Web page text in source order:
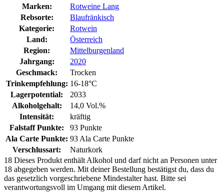
Marken:
Rotweine Lang
Rebsorte:
Blaufränkisch
Kategorie:
Rotwein
Land:
Österreich
Region:
Mittelburgenland
Jahrgang:
2020
Geschmack:
Trocken
Trinkempfehlung: 16-18°C
Lagerpotential:
2033
Alkoholgehalt:
14,0 Vol.%
Intensität:
kräftig
Falstaff Punkte:
93 Punkte
Ala Carte Punkte: 93 Ala Carte Punkte
Verschlussart:
Naturkork
18 Dieses Produkt enthält Alkohol und darf nicht an Personen unter
18 abgegeben werden. Mit deiner Bestellung bestätigst du, dass du
das gesetzlich vorgeschriebene Mindestalter hast. Bitte sei
verantwortungsvoll im Umgang mit diesem Artikel.